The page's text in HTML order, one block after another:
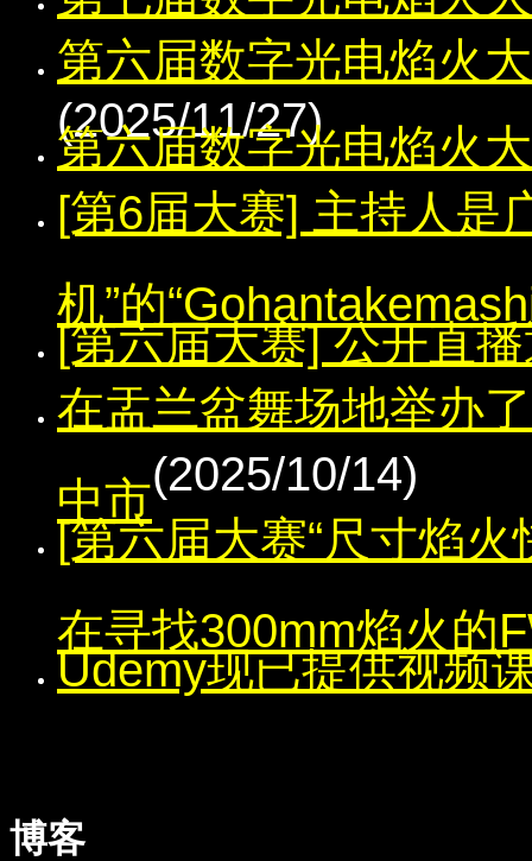
第六届数字光电焰火
(2025/11/27)
第六届数字光电焰火
[第6届大赛] 主持人是
机”的
[第六届大赛] 公开直
在盂兰盆舞场地举办
中市(2025/10/14)
[第六届大赛“尺寸焰
在寻找300mm焰火的
Udemy现已提供视频
博客